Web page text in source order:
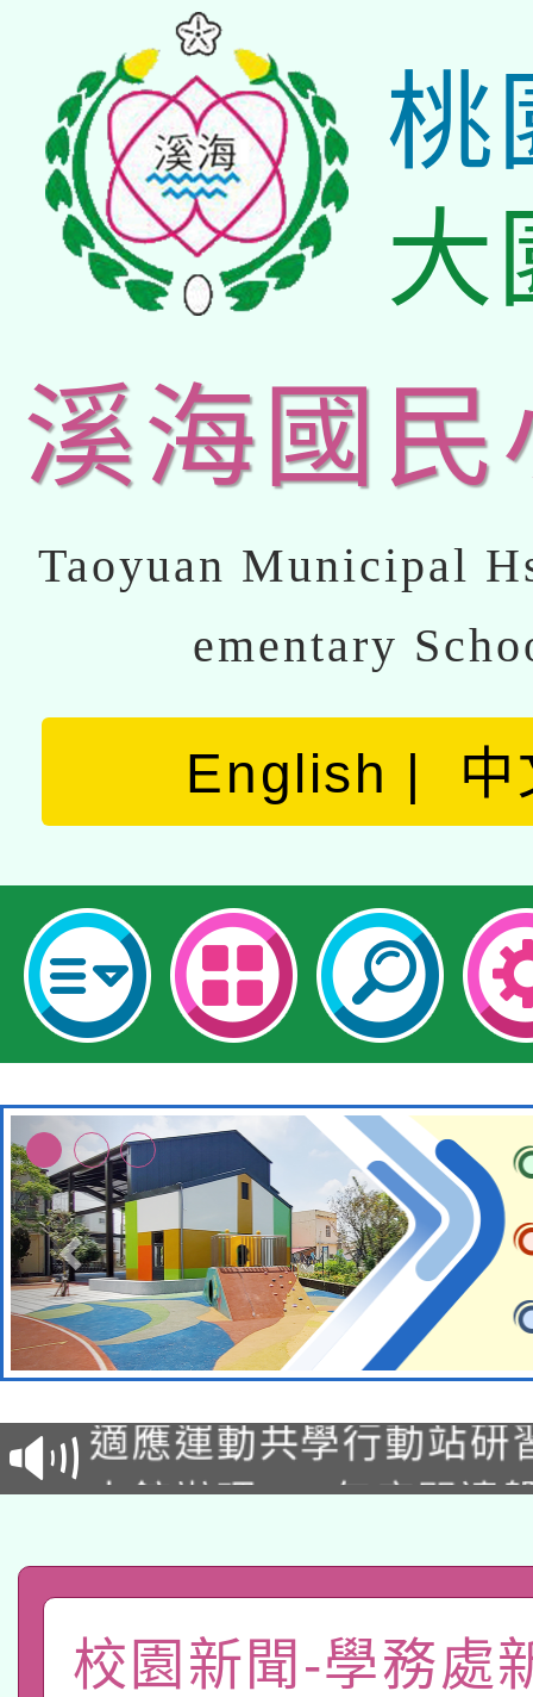
桃
大
溪海國民
Taoyuan Municipal
ementary
English 中
本校115學年度第2次
招甄選結果公告(無人
招)
適應運動共學行動站研
本館辦理115年度閱讀
礎課程
A3數位素養講師名單
「數位內容與教學軟體
校園新聞-學務處